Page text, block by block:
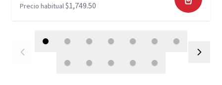
Precio habitual$1,749.50